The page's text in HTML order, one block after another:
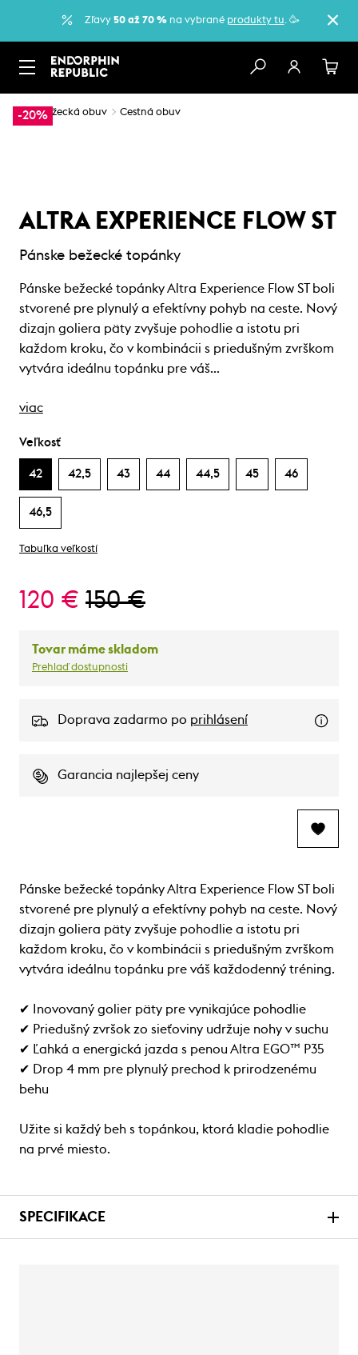
Zľavy 50 až 70 %na vybrané produkty tu. 🥳
-20%
… Bežecká obuv Cestná obuv
ALTRA EXPERIENCE FLOW ST
Pánske bežecké topánky
Pánske bežecké topánky Altra Experience Flow ST boli
stvorené pre plynulý a efektívny pohyb na ceste. Nový
dizajn goliera päty zvyšuje pohodlie a istotu pri
každom kroku, čo v kombinácii s priedušným zvrškom
vytvára ideálnu topánku pre váš…
viac
Veľkosť
42 42,5 43 44 44,5 45 46
46,5
Tabuľka veľkostí
120 € 150 €
Tovar máme skladom
Prehlaď dostupnosti
Doprava zadarmo po prihlásení
Garancia najlepšej ceny
Pánske bežecké topánky Altra Experience Flow ST boli
stvorené pre plynulý a efektívny pohyb na ceste. Nový
dizajn goliera päty zvyšuje pohodlie a istotu pri
každom kroku, čo v kombinácii s priedušným zvrškom
vytvára ideálnu topánku pre váš každodenný tréning.
✔ Inovovaný golier päty pre vynikajúce pohodlie
✔ Priedušný zvršok zo sieťoviny udržuje nohy v suchu
✔ Ľahká a energická jazda s penou Altra EGO™ P35
✔ Drop 4 mm pre plynulý prechod k prirodzenému
behu
Užite si každý beh s topánkou, ktorá kladie pohodlie
na prvé miesto.
SPECIFIKACE